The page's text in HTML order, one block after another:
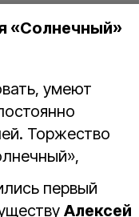
«Солнечный»
умеют
Торжество
первый
Алексей